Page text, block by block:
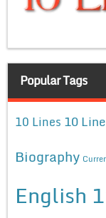
Popular Tags
10 Lines 10
Biography
English